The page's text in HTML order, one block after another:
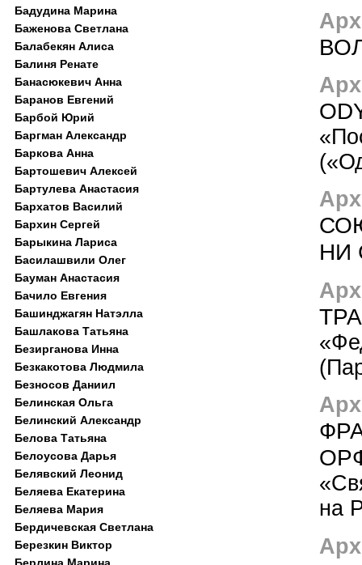
НИ
на
Бадудина Марина
Баженова Светлана
Балабекян Алиса
Балиня Ренате
Банасюкевич Анна
Баранов Евгений
Барбой Юрий
Баргман Александр
Баркова Анна
Бартошевич Алексей
Бартулева Анастасия
Бархатов Василий
Бархин Сергей
Барыкина Лариса
Басилашвили Олег
Бауман Анастасия
Бачило Евгения
Башинджагян Натэлла
Башлакова Татьяна
Безирганова Инна
Безкакотова Людмила
Безносов Даниил
Белинская Ольга
Белинский Александр
Белова Татьяна
Белоусова Дарья
Белявский Леонид
Беляева Екатерина
Беляева Мария
Бердичевская Светлана
Березкин Виктор